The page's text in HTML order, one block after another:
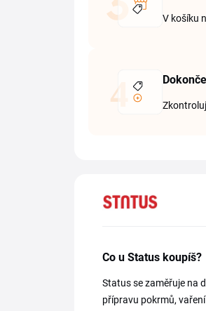
V košíku
Co u Status koupíš?
Status se zaměřuje na
přípravu pokrmů,